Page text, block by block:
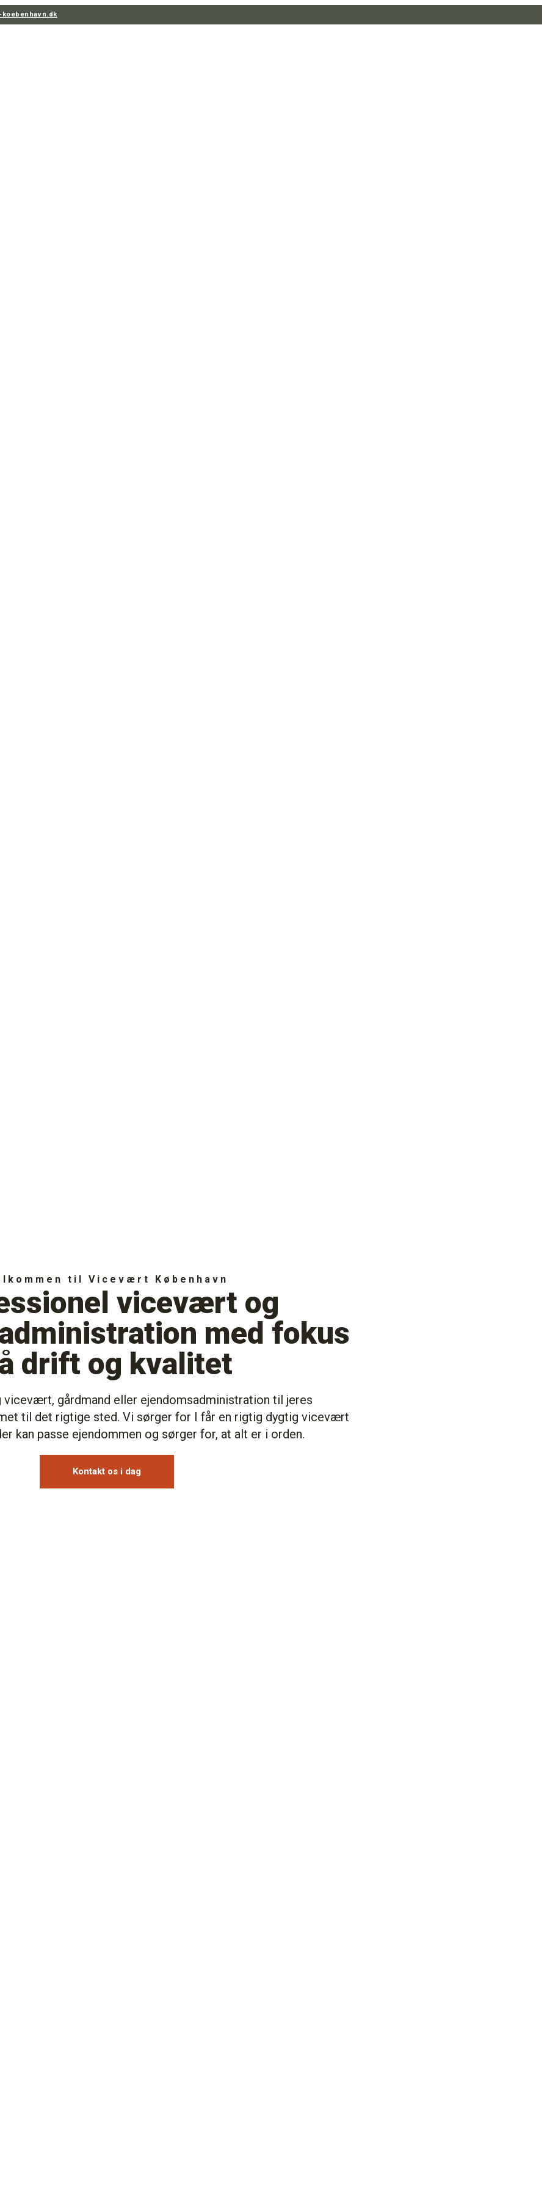
til Vicevært København
vicevært og
med fokus
drift og kvalitet
vicevært, gårdmand eller ejendomsadministration til jeres
til det rigtige sted. Vi sørger for I får en rigtig dygtig vicevært
kan passe ejendommen og sørger for, at alt er i orden.
Kontakt os i dag